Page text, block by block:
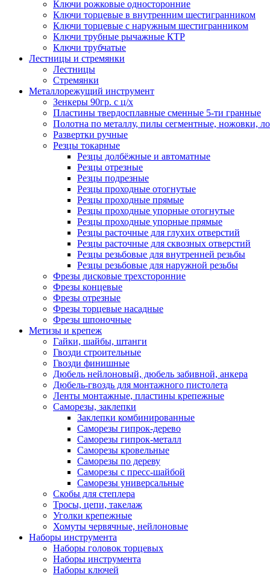
Ключи рожковые односторонние
Ключи торцевые в внутренним шестигранником
Ключи торцевые с наружным шестигранником
Ключи трубные рычажные КТР
Ключи трубчатые
Лестницы и стремянки
Лестницы
Стремянки
Металлорежущий инструмент
Зенкеры 90гр. с ц/х
Пластины твердосплавные сменные 5-ти гранные
Полотна по металлу, пилы сегментные, ножовки,
Развертки ручные
Резцы токарные
Резцы долбёжные и автоматные
Резцы отрезные
Резцы подрезные
Резцы проходные отогнутые
Резцы проходные прямые
Резцы проходные упорные отогнутые
Резцы проходные упорные прямые
Резцы расточные для глухих отверстий
Резцы расточные для сквозных отверстий
Резцы резьбовые для внутренней резьбы
Резцы резьбовые для наружной резьбы
Фрезы дисковые трехсторонние
Фрезы концевые
Фрезы отрезные
Фрезы торцевые насадные
Фрезы шпоночные
Метизы и крепеж
Гайки, шайбы, штанги
Гвозди строительные
Гвозди финишные
Дюбель нейлоновый, дюбель забивной, анкера
Дюбель-гвоздь для монтажного пистолета
Ленты монтажные, пластины крепежные
Саморезы, заклепки
Заклепки комбинированные
Саморезы гипрок-дерево
Саморезы гипрок-металл
Саморезы кровельные
Саморезы по дереву
Саморезы с пресс-шайбой
Саморезы универсальные
Скобы для степлера
Тросы, цепи, такелаж
Уголки крепежные
Хомуты червячные, нейлоновые
Наборы инструмента
Наборы головок торцевых
Наборы инструмента
Наборы ключей